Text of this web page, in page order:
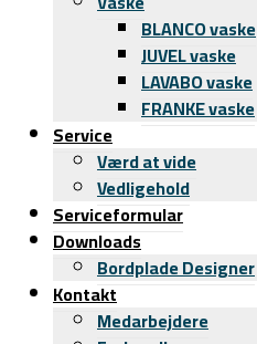
BLANCO vaske
JUVEL vaske
LAVABO vaske
FRANKE vaske
Service
Værd at vide
Vedligehold
Serviceformular
Downloads
Bordplade Designer
Kontakt
Medarbejdere